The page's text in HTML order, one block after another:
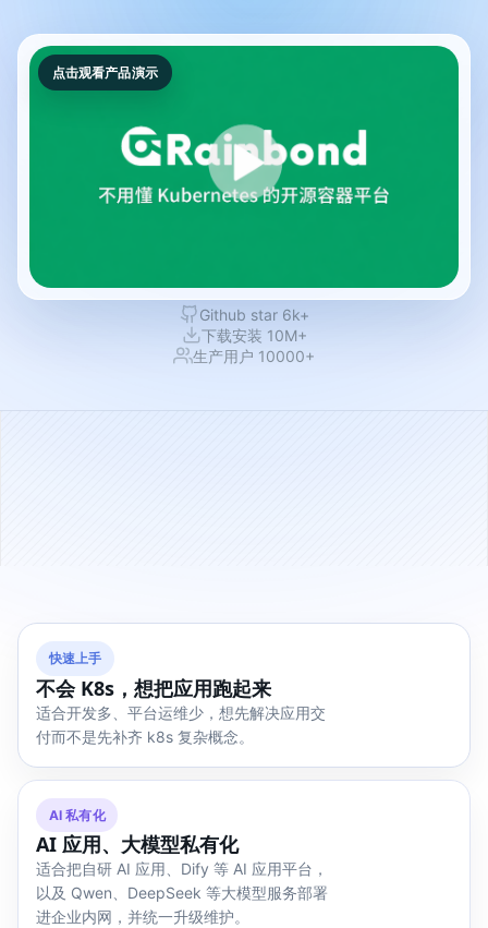
点击观看产品演示
Github star 6k+
下载安装 10M+
生产用户 10000+
快速上手
不会 K8s，想把应用跑起来
适合开发多、平台运维少，想先解决应用交
付而不是先补齐 k8s 复杂概念。
AI 私有化
AI 应用、大模型私有化
适合把自研 AI 应用、Dify 等 AI 应用平台，
以及 Qwen、DeepSeek 等大模型服务部署
进企业内网，并统一升级维护。